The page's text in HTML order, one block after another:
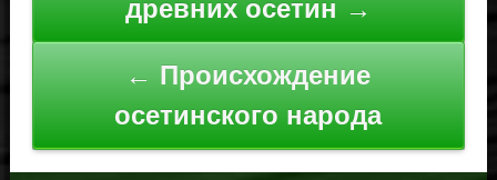
записямдревних осетин →
← Происхождение
осетинского народа